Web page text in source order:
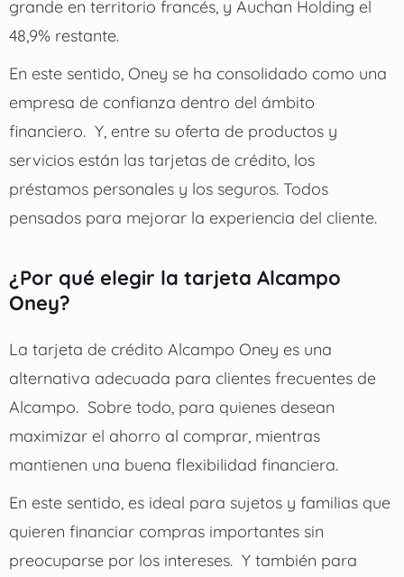
grande en territorio francés, y Auchan Holding el
48,9% restante.
En este sentido, Oney se ha consolidado como una
empresa de confianza dentro del ámbito
financiero. Y, entre su oferta de productos y
servicios están las tarjetas de crédito, los
préstamos personales y los seguros. Todos
pensados para mejorar la experiencia del cliente.
¿Por qué elegir la tarjeta Alcampo
Oney?
La tarjeta de crédito Alcampo Oney es una
alternativa adecuada para clientes frecuentes de
Alcampo. Sobre todo, para quienes desean
maximizar el ahorro al comprar, mientras
mantienen una buena flexibilidad financiera.
En este sentido, es ideal para sujetos y familias que
quieren financiar compras importantes sin
preocuparse por los intereses. Y también para